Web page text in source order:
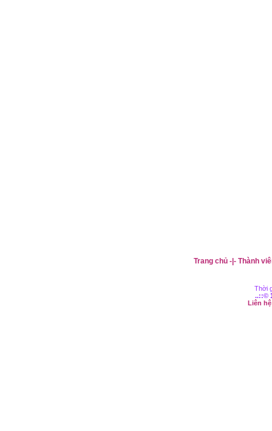
Trang chủ-|- Thành
Thời
..::©
Liên